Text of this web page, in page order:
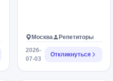
Москва
Репетиторы
2026-
07-03
Откликнуться